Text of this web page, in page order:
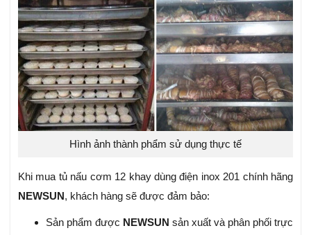
Hình ảnh thành phẩm sử dụng thực tế
Khi mua tủ nấu cơm 12 khay dùng điện inox 201 chính hãng
NEWSUN, khách hàng sẽ được đảm bảo:
Sản phẩm được NEWSUN sản xuất và phân phối trực